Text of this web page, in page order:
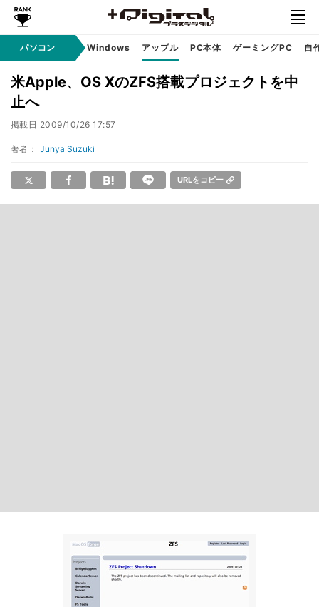
パソコン Windows アップル PC本体 ゲーミングPC 自
米Apple、OS XのZFS搭載プロジェクトを中
止へ
掲載日 2009/10/26 17:57
著者： Junya Suzuki
URLをコピー